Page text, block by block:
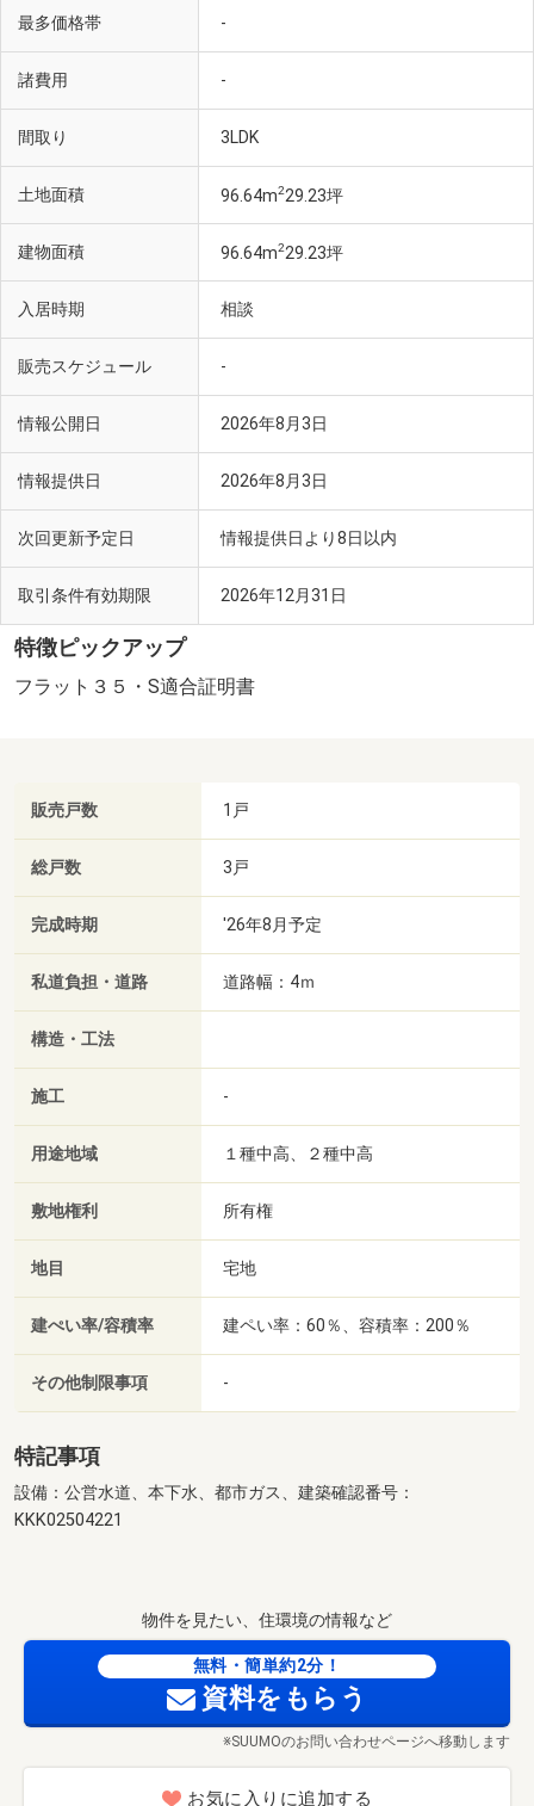
最多価格帯 -
諸費用 -
間取り 3LDK
土地面積 96.64m229.23坪
建物面積 96.64m229.23坪
入居時期 相談
販売スケジュール -
情報公開日 2026年8月3日
情報提供日 2026年8月3日
次回更新予定日 情報提供日より8日以内
取引条件有効期限 2026年12月31日
特徴ピックアップ
フラット３５・S適合証明書
販売戸数 1戸
総戸数 3戸
完成時期 '26年8月予定
私道負担・道路 道路幅：4ｍ
構造・工法
施工 -
用途地域 １種中高、２種中高
敷地権利 所有権
地目 宅地
建ぺい率/容積率 建ペい率：60％、容積率：200％
その他制限事項 -
特記事項
設備：公営水道、本下水、都市ガス、建築確認番号：
KKK02504221
物件を見たい、住環境の情報など
無料・簡単約2分！
資料をもらう
※SUUMOのお問い合わせページへ移動します
お気に入りに追加する